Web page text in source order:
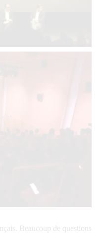
Beaucoup de questions